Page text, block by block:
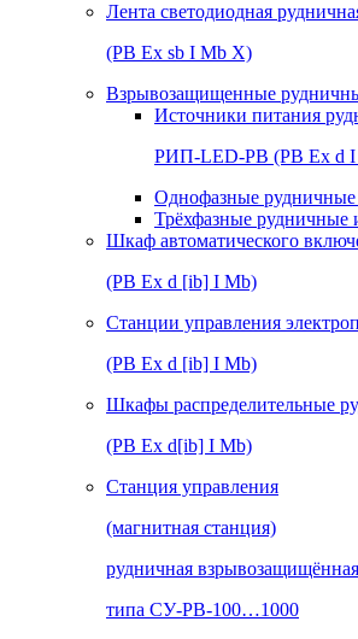
Лента светодиодная
(РВ Ex sb I Mb Х)
Взрывозащищенные
Источники питания
РИП-LED-РВ (РВ Ex d I
Однофазные
Трёхфазные
Шкаф автоматического
(РВ Ex d [ib] I Mb)
Станции управления
(РВ Ex d [ib] I Mb)
Шкафы распределительные
(РВ Ex d[ib] I Mb)
Станция управления
(магнитная станция)
рудничная взрывозащищённая
типа СУ-РВ-100…1000